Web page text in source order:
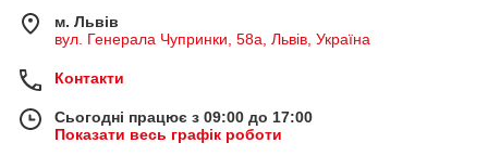
м. Львів
вул. Генерала Чупринки, 58а, Львів, Україна
Контакти
Сьогодні працює з 09:00 до 17:00
Показати весь графік роботи